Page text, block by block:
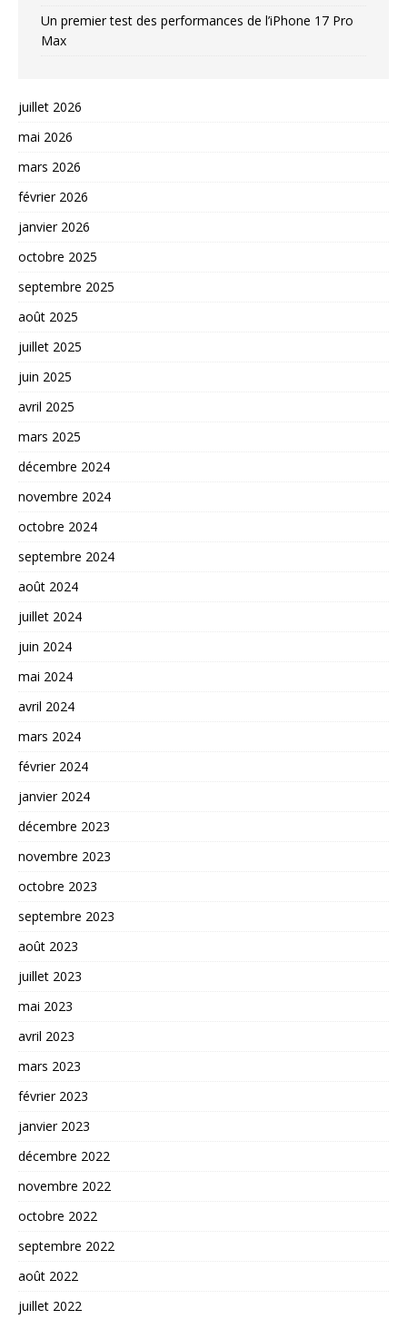
Un premier test des performances de l’iPhone 17 Pro
Max
juillet 2026
mai 2026
mars 2026
février 2026
janvier 2026
octobre 2025
septembre 2025
août 2025
juillet 2025
juin 2025
avril 2025
mars 2025
décembre 2024
novembre 2024
octobre 2024
septembre 2024
août 2024
juillet 2024
juin 2024
mai 2024
avril 2024
mars 2024
février 2024
janvier 2024
décembre 2023
novembre 2023
octobre 2023
septembre 2023
août 2023
juillet 2023
mai 2023
avril 2023
mars 2023
février 2023
janvier 2023
décembre 2022
novembre 2022
octobre 2022
septembre 2022
août 2022
juillet 2022